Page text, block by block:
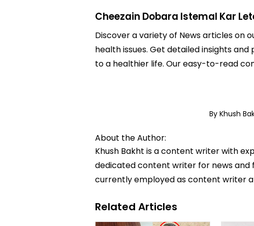
Cheezain Dobara Istemal Kar
Discover a variety of News articles on
health issues. Get detailed insights
to a healthier life. Our easy-to-read
By Khush
About the Author:
Khush Bakht is a content writer with
dedicated content writer for news and
currently employed as content writer
Related Articles